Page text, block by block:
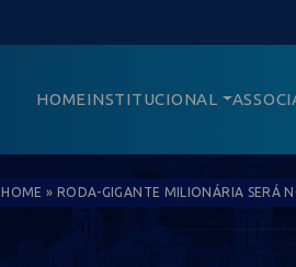
HOMEINSTITUCIONAL
HOME » RODA-GIGANTE MILIONÁRIA SERÁ